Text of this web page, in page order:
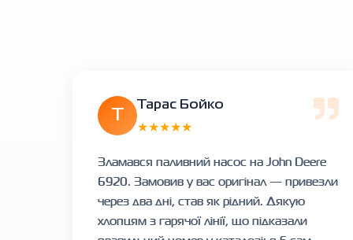
Тарас Бойко
★★★★★
Зламався паливний насос на John Deere
6920. Замовив у вас оригінал — привезли
через два дні, став як рідний. Дякую
хлопцям з гарячої лінії, що підказали